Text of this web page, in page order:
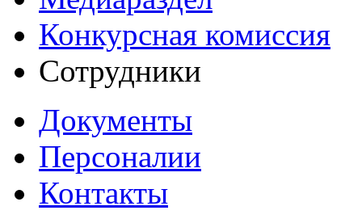
Конкурсная комиссия
Сотрудники
Документы
Персоналии
Контакты